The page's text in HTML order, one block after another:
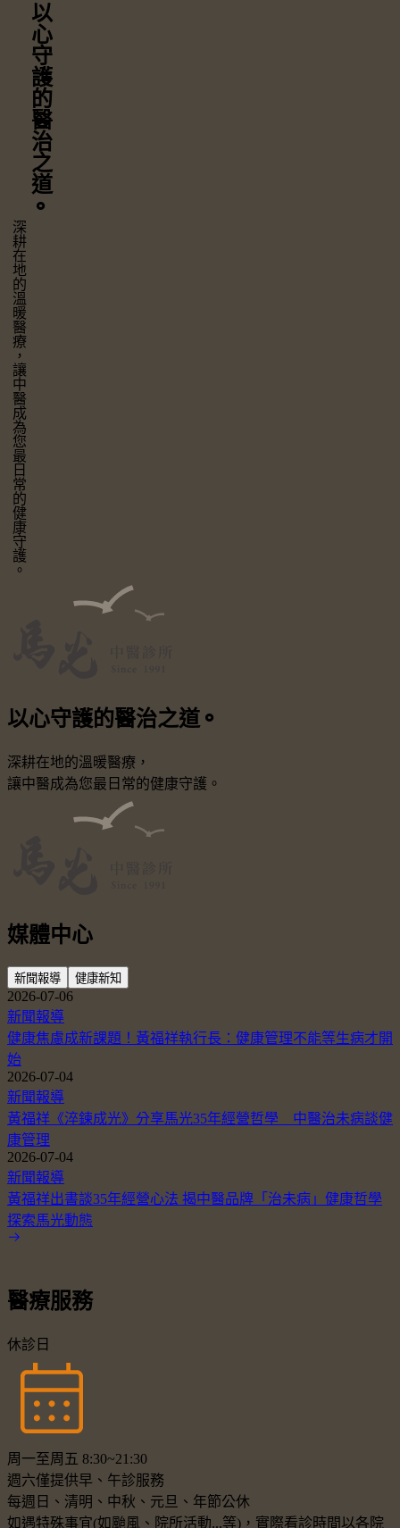
以心守護
的醫治之道
⚬
深耕在地的溫暖醫療，
讓中醫成為您最日常的健康守護。
以心守護的醫治之道 ⚬
深耕在地的溫暖醫療，
讓中醫成為您最日常的健康守護。
媒體中心
新聞報導 健康新知
2026-07-06
新聞報導
健康焦慮成新課題！黃福祥執行長：健康管理不能等生病才開
始
2026-07-04
新聞報導
黃福祥《淬鍊成光》分享馬光35年經營哲學 中醫治未病談健
康管理
2026-07-04
新聞報導
黃福祥出書談35年經營心法 揭中醫品牌「治未病」健康哲學
探索馬光動態
醫療服務
休診日
周一至周五 8:30~21:30
週六僅提供早、午診服務
每週日、清明、中秋、元旦、年節公休
如遇特殊事宜(如颱風、院所活動...等)，實際看診時間以各院